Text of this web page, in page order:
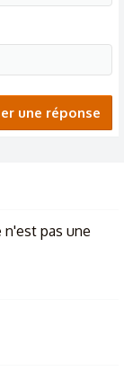
une réponse
n'est pas une